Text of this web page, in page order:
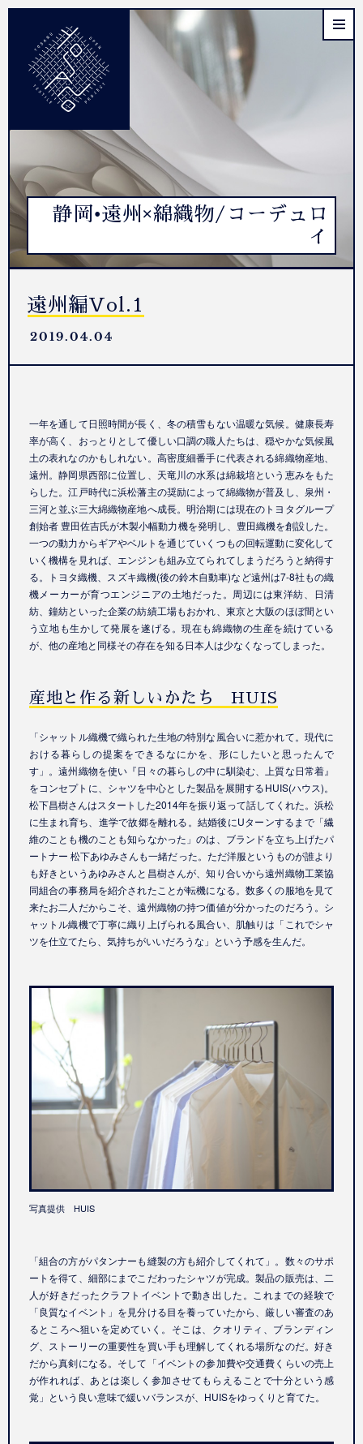
静岡•遠州×綿織物/コーデュロ
イ
遠州編Vol.1
2019.04.04
一年を通して日照時間が長く、冬の積雪もない温暖な気候。健康長寿
率が高く、おっとりとして優しい口調の職人たちは、穏やかな気候風
土の表れなのかもしれない。高密度細番手に代表される綿織物産地、
遠州。静岡県西部に位置し、天竜川の水系は綿栽培という恵みをもた
らした。江戸時代に浜松藩主の奨励によって綿織物が普及し、泉州・
三河と並ぶ三大綿織物産地へ成長。明治期には現在のトヨタグループ
創始者 豊田佐吉氏が木製小幅動力機を発明し、豊田織機を創設した。
一つの動力からギアやベルトを通じていくつもの回転運動に変化して
いく機構を見れば、エンジンも組み立てられてしまうだろうと納得す
る。トヨタ織機、スズキ織機(後の鈴木自動車)など遠州は7-8社もの織
機メーカーが育つエンジニアの土地だった。周辺には東洋紡、日清
紡、鐘紡といった企業の紡績工場もおかれ、東京と大阪のほぼ間とい
う立地も生かして発展を遂げる。現在も綿織物の生産を続けている
が、他の産地と同様その存在を知る日本人は少なくなってしまった。
産地と作る新しいかたち HUIS
「シャットル織機で織られた生地の特別な風合いに惹かれて。現代に
おける暮らしの提案をできるなにかを、形にしたいと思ったんで
す」。遠州織物を使い『日々の暮らしの中に馴染む、上質な日常着』
をコンセプトに、シャツを中心とした製品を展開するHUIS(ハウス)。
松下昌樹さんはスタートした2014年を振り返って話してくれた。浜松
に生まれ育ち、進学で故郷を離れる。結婚後にUターンするまで「繊
維のことも機のことも知らなかった」のは、ブランドを立ち上げたパ
ートナー 松下あゆみさんも一緒だった。ただ洋服というものが誰より
も好きというあゆみさんと昌樹さんが、知り合いから遠州織物工業協
同組合の事務局を紹介されたことが転機になる。数多くの服地を見て
来たお二人だからこそ、遠州織物の持つ価値が分かったのだろう。シ
ャットル織機で丁寧に織り上げられる風合い、肌触りは「これでシャ
ツを仕立てたら、気持ちがいいだろうな」という予感を生んだ。
写真提供 HUIS
「組合の方がパタンナーも縫製の方も紹介してくれて」。数々のサポ
ートを得て、細部にまでこだわったシャツが完成。製品の販売は、二
人が好きだったクラフトイベントで動き出した。これまでの経験で
「良質なイベント」を見分ける目を養っていたから、厳しい審査のあ
るところへ狙いを定めていく。そこは、クオリティ、ブランディン
グ、ストーリーの重要性を買い手も理解してくれる場所なのだ。好き
だから真剣になる。そして「イベントの参加費や交通費くらいの売上
が作れれば、あとは楽しく参加させてもらえることで十分という感
覚」という良い意味で緩いバランスが、HUISをゆっくりと育てた。